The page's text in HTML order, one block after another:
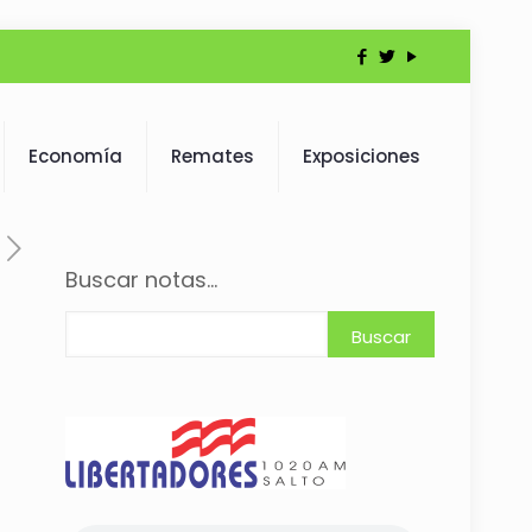
Economía Remates Exposiciones
Buscar notas...
Buscar